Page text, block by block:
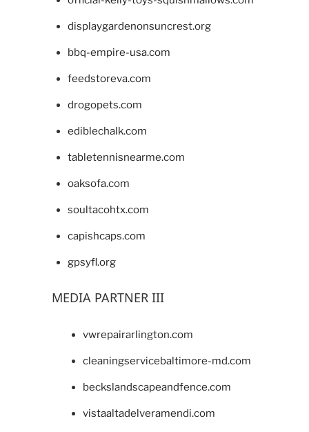
displaygardenonsuncrest.org
bbq-empire-usa.com
feedstoreva.com
drogopets.com
ediblechalk.com
tabletennisnearme.com
oaksofa.com
soultacohtx.com
capishcaps.com
gpsyfl.org
MEDIA PARTNER III
vwrepairarlington.com
cleaningservicebaltimore-md.com
beckslandscapeandfence.com
vistaaltadelveramendi.com